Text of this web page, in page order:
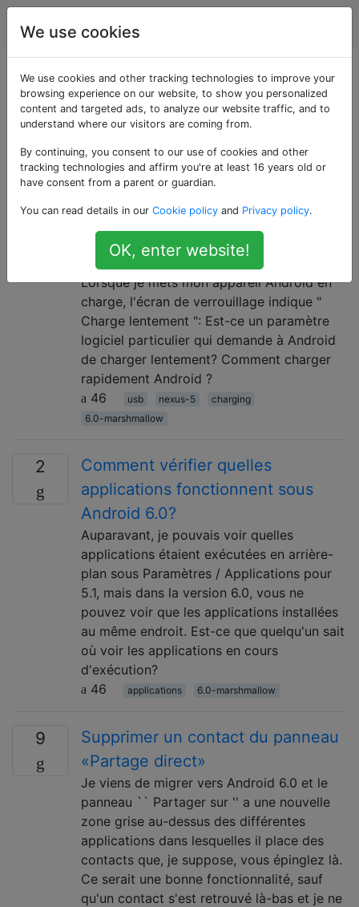
Android
Questions marquées
«6.0-marshmallow»
Pour les questions spécifiques à Android 6.0
Marshmallow (octobre 2015) ou plus récent
3
Le téléphone Android «se
recharge lentement»: comment
accélérer les choses
Lorsque je mets mon appareil Android en
charge, l'écran de verrouillage indique "
Charge lentement ": Est-ce un paramètre
logiciel particulier qui demande à Android
de charger lentement? Comment charger
rapidement Android ?
46
usb nexus-5
charging
6.0-marshmallow
2
Comment vérifier quelles
applications fonctionnent sous
Android 6.0?
Auparavant, je pouvais voir quelles
applications étaient exécutées en arrière-
plan sous Paramètres / Applications pour
5.1, mais dans la version 6.0, vous ne
pouvez voir que les applications installées
au même endroit. Est-ce que quelqu'un sait
où voir les applications en cours
d'exécution?
46
applications 6.0-marshmallow
9
Supprimer un contact du panneau
«Partage direct»
Je viens de migrer vers Android 6.0 et le
panneau `` Partager sur '' a une nouvelle
zone grise au-dessus des différentes
applications dans lesquelles il place des
contacts que, je suppose, vous épinglez là.
Ce serait une bonne fonctionnalité, sauf
qu'un contact s'est retrouvé là-bas et je ne
We use cookies
We use cookies and other tracking technologies to improve your
browsing experience on our website, to show you personalized
content and targeted ads, to analyze our website traffic, and to
understand where our visitors are coming from.
By continuing, you consent to our use of cookies and other
tracking technologies and affirm you're at least 16 years old or
have consent from a parent or guardian.
You can read details in our Cookie policy and Privacy policy.
OK, enter website!